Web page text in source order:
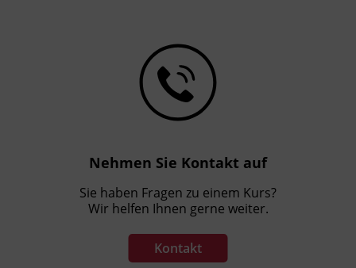
Veranstaltungsort
BFI Tirol Bildungszentrum
Förderhinweis
Das Land Tirol fördert bis zu maximal 30 %
der Kurskosten. Nähere Informationen finden
www.mein-update.at
Nehmen Sie Kontakt auf
Sie haben Fragen zu einem Kurs?
Wir helfen Ihnen gerne weiter.
Kontakt